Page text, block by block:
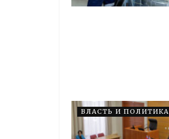
ВЛАСТЬ И ПОЛИТИКА